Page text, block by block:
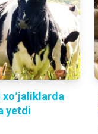
yetdi